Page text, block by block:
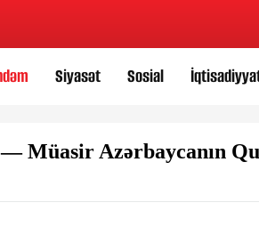
Siyasət Sosial
Azərbaycanın